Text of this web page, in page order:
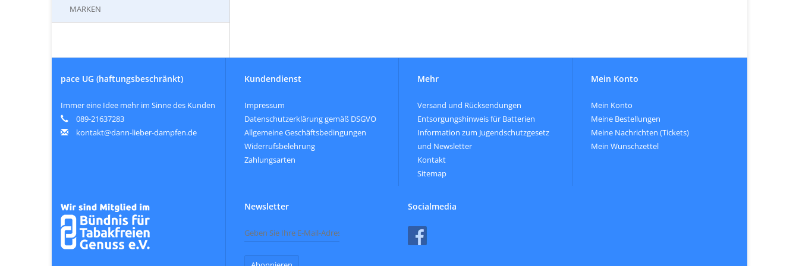
MARKEN
pace UG (haftungsbeschränkt)
Immer eine Idee mehr im Sinne des Kunden
089-21637283
kontakt@dann-lieber-dampfen.de
Kundendienst
Impressum
Datenschutzerklärung gemäß DSGVO
Allgemeine Geschäftsbedingungen
Widerrufsbelehrung
Zahlungsarten
Mehr
Versand und Rücksendungen
Entsorgungshinweis für Batterien
Information zum Jugendschutzgesetz
und Newsletter
Kontakt
Sitemap
Mein Konto
Mein Konto
Meine Bestellungen
Meine Nachrichten (Tickets)
Mein Wunschzettel
Newsletter Socialmedia